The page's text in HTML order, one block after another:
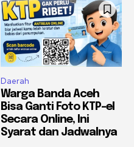
Daerah
Warga Banda Aceh
Bisa Ganti Foto KTP-el
Secara Online, Ini
Syarat dan Jadwalnya